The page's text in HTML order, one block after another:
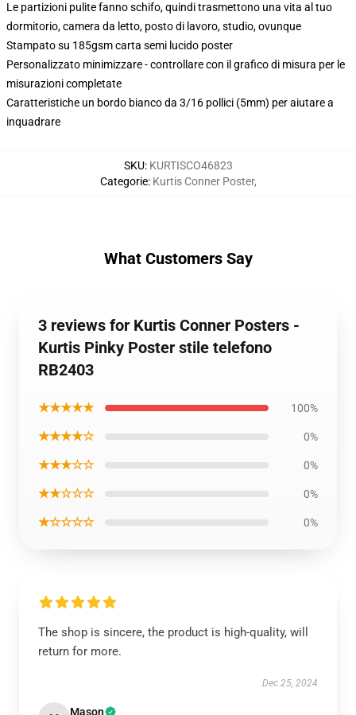
Le partizioni pulite fanno schifo, quindi trasmettono una vita al tuo
dormitorio, camera da letto, posto di lavoro, studio, ovunque
Stampato su 185gsm carta semi lucido poster
Personalizzato minimizzare - controllare con il grafico di misura per le
misurazioni completate
Caratteristiche un bordo bianco da 3/16 pollici (5mm) per aiutare a
inquadrare
SKU: KURTISCO46823
Categorie: Kurtis Conner Poster,
What Customers Say
3 reviews for Kurtis Conner Posters -
Kurtis Pinky Poster stile telefono
RB2403
★★★★★ 100%
★★★★☆ 0%
★★★☆☆ 0%
★★☆☆☆ 0%
★☆☆☆☆ 0%
The shop is sincere, the product is high-quality, will
return for more.
Dec 25, 2024
Mason